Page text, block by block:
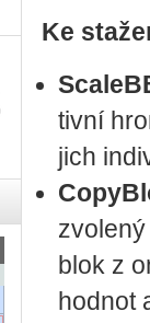
Ke
tiv­ní
jich
blok z
hod­not